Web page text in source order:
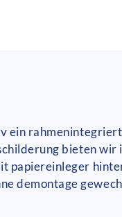
ein
bieten
demontage